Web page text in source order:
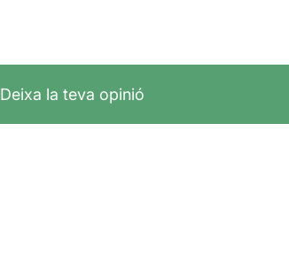
Deixa la teva opinió